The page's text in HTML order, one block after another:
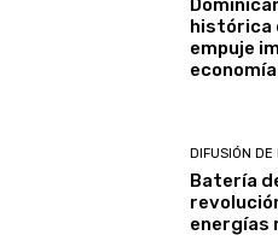
histórica
empuje
economía
DIFUSIÓN
Batería
energías